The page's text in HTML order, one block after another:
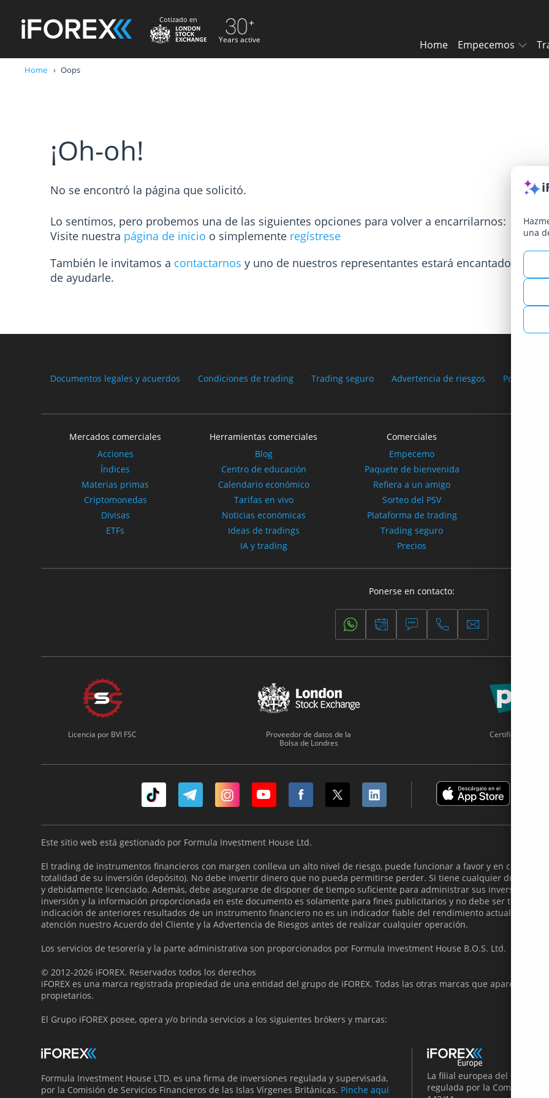
Cotizado en
Years active Home Empecemos
Home Oops
¡Oh-oh!
No se encontró la página que solicitó.
Lo sentimos, pero probemos una de las siguientes opciones para volver a encarrilarnos:
Visite nuestra página de inicio o simplemente regístrese
También le invitamos a contactarnos y uno de nuestros representantes estará encantado
de ayudarle.
Documentos legales y acuerdos Condiciones de trading Trading seguro Advertencia de riesgos Política de
Mercados comerciales
Acciones
Índices
Materias primas
Criptomonedas
Divisas
ETFs
Herramientas comerciales
Blog
Centro de educación
Calendario económico
Tarifas en vivo
Noticias económicas
Ideas de tradings
IA y trading
Comerciales
Empecemo
Paquete de bienvenida
Refiera a un amigo
Sorteo del PSV
Plataforma de trading
Trading seguro
Precios
Ponerse en contacto:
Licencia por BVI FSC
Proveedor de datos de la
Bolsa de Londres
Certificado PCI
Este sitio web está gestionado por Formula Investment House Ltd.
El trading de instrumentos financieros con margen conlleva un alto nivel de riesgo, puede funcionar a favor y en contra
totalidad de su inversión (depósito). No debe invertir dinero que no pueda permitirse perder. Si tiene cualquier duda,
y debidamente licenciado. Además, debe asegurarse de disponer de tiempo suficiente para administrar sus inversiones
inversión y la información proporcionada en este documento es solamente para fines publicitarios y no debe ser tomada
indicación de anteriores resultados de un instrumento financiero no es un indicador fiable del rendimiento actual y / o
atención nuestro Acuerdo del Cliente y la Advertencia de Riesgos antes de realizar cualquier operación.
Los servicios de tesorería y la parte administrativa son proporcionados por Formula Investment House B.O.S. Ltd.
© 2012-2026 iFOREX. Reservados todos los derechos
iFOREX es una marca registrada propiedad de una entidad del grupo de iFOREX. Todas las otras marcas que aparecen en
propietarios.
El Grupo iFOREX posee, opera y/o brinda servicios a los siguientes brókers y marcas:
Formula Investment House LTD, es una firma de inversiones regulada y supervisada,
por la Comisión de Servicios Financieros de las Islas Vírgenes Británicas. Pinche aquí
La filial europea del Grupo
regulada por la Comisión de
una